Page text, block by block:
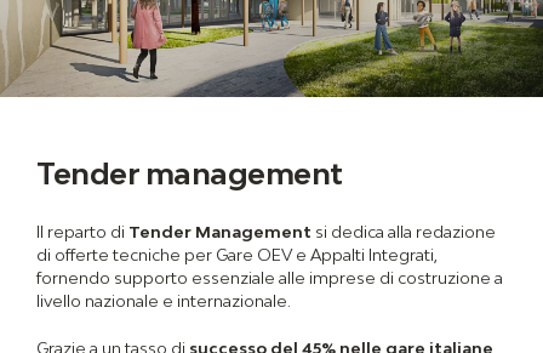
Tender management
Il reparto di Tender Management si dedica alla redazione
di offerte tecniche per Gare OEV e Appalti Integrati,
fornendo supporto essenziale alle imprese di costruzione a
livello nazionale e internazionale.
Grazie a un tasso di successo del 45% nelle gare italiane